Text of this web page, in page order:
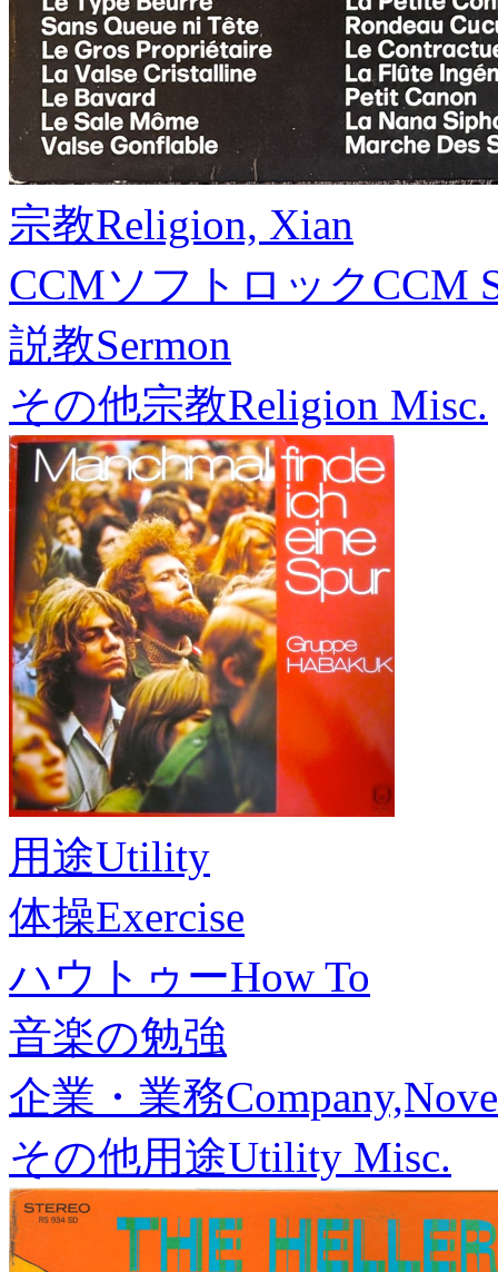
宗教Religion, Xian
CCMソフトロックCCM
説教Sermon
その他宗教Religion Misc.
用途Utility
体操Exercise
ハウトゥーHow To
音楽の勉強
企業・業務
その他用途Utility Misc.